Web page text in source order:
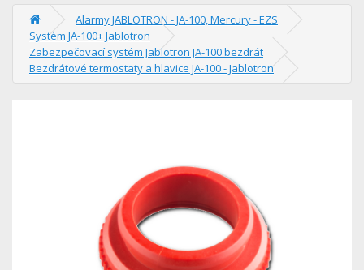
Alarmy JABLOTRON - JA-100, Mercury - EZS
Systém JA-100+ Jablotron
Zabezpečovací systém Jablotron JA-100 bezdrát
Bezdrátové termostaty a hlavice JA-100 - Jablotron